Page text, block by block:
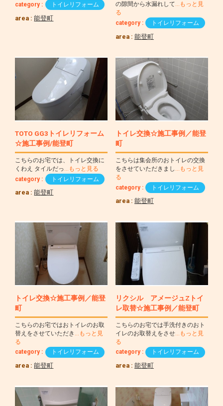
category :
トイレリフォーム
area :能登町
の隙間から水漏れして…もっと見
る
category :
トイレリフォーム
area :能登町
TOTO GG3トイレリフォーム
☆施工事例/能登町
こちらのお宅では、トイレ交換に
くわえ タイルだっ…もっと見る
category :
トイレリフォーム
area :能登町
トイレ交換☆施工事例／能登
町
こちらは集会所のおトイレの交換
をさせていただきまし …もっと見
る
category :
トイレリフォーム
area :能登町
トイレ交換☆施工事例／能登
町
こちらのお宅ではおトイレのお取
替えをさせていただき
…もっと見
る
category :
トイレリフォーム
area :能登町
リクシル アメージュZトイ
レ取替☆施工事例／能登町
こちらのお宅では手洗付きのおト
イレのお取替えをさせ …もっと見
る
category :
トイレリフォーム
area :能登町